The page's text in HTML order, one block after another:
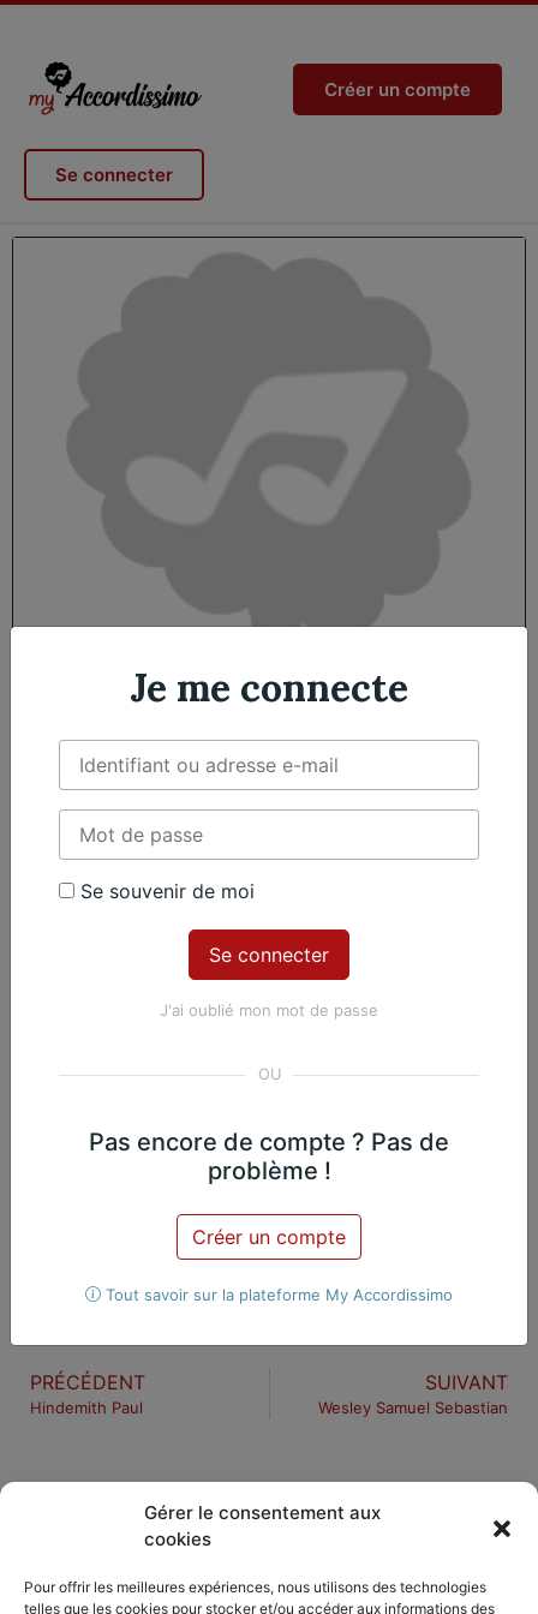
Gérer le consentement aux
cookies
Pour offrir les meilleures expériences, nous utilisons des technologies
telles que les cookies pour stocker et/ou accéder aux informations des
Créer un compte
Se connecter
Jean-Marie
Depelsenaire
6 mai 1915 - 22 juillet 1986
Œuvres du compositeur
Le carillon de notre enfance
Jean-Marie Depelsenaire
PRÉCÉDENT
Hindemith Paul
SUIVANT
Wesley Samuel Sebastian
DÉCOUVRIR PARTAGER ACCORDISSIMO
Je me connecte
Se souvenir de moi
J'ai oublié mon mot de passe
Pas encore de compte ? Pas de
problème !
Créer un compte
Tout savoir sur la plateforme My Accordissimo